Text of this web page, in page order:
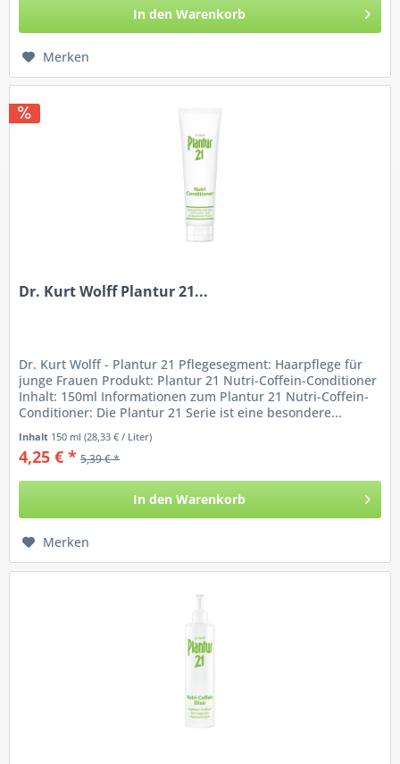
In den Warenkorb
Merken
Dr. Kurt Wolff Plantur 21...
Dr. Kurt Wolff - Plantur 21 Pflegesegment: Haarpflege für
junge Frauen Produkt: Plantur 21 Nutri-Coffein-Conditioner
Inhalt: 150ml Informationen zum Plantur 21 Nutri-Coffein-
Conditioner: Die Plantur 21 Serie ist eine besondere...
Inhalt 150 ml(28,33 € / Liter)
4,25 € * 5,39 € *
In den Warenkorb
Merken